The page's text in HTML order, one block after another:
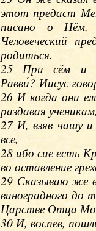
этот предаст
писано о Нём,
Человеческий
родиться.
25 При сём и
Равви́? Иисус
26 И когда они
раздавая
27 И, взяв чашу и
все,
28 ибо сие есть
во оставление
29 Сказываю же
виноградного до
Царстве Отца
30 И, воспев,